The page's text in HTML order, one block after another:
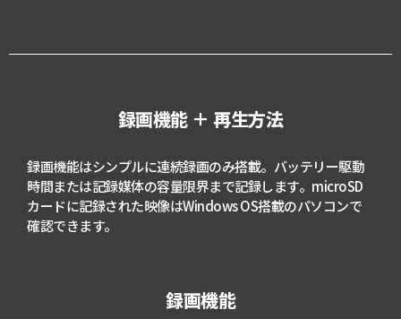
録画機能 ＋ 再生方法
録画機能はシンプルに連続録画のみ搭載。バッテリー駆動
時間または記録媒体の容量限界まで記録します。microSD
カードに記録された映像はWindows OS搭載のパソコンで
確認できます。
録画機能